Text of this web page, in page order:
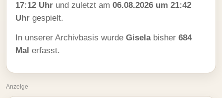
17:12 Uhr und zuletzt am 06.08.2026 um 21:42
Uhr gespielt.
In unserer Archivbasis wurde Giselabisher 684
Mal erfasst.
Anzeige